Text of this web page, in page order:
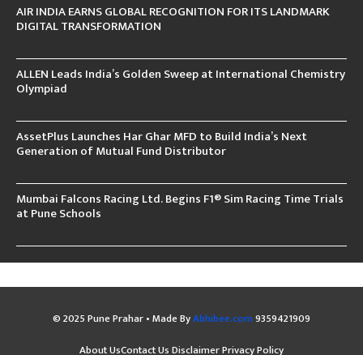
AIR INDIA EARNS GLOBAL RECOGNITION FOR ITS LANDMARK
DIGITAL TRANSFORMATION
ALLEN Leads India’s Golden Sweep at International Chemistry
Olympiad
AssetPlus Launches Har Ghar MFD to Build India’s Next
Generation of Mutual Fund Distributor
Mumbai Falcons Racing Ltd. Begins F1® Sim Racing Time Trials
at Pune Schools
© 2025 Pune Prahar • Made ByAbhibee.com9359421909
About UsContact UsDisclaimerPrivacy Policy